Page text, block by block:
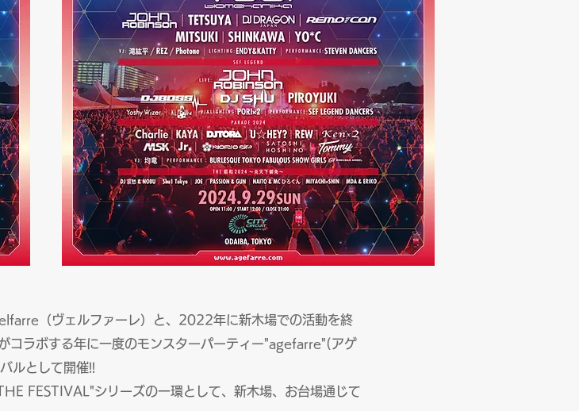
（ヴェルファーレ）と、2022年に新木場での活動を終
コラボする年に一度のモンスターパーティー"agefarre"(アゲ
ルとして開催!!
FESTIVAL"シリーズの一環として、新木場、お台場通じて